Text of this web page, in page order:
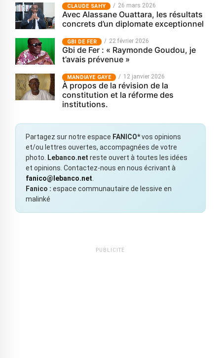
CLAUDE SAHY 26 mars 2026
Avec Alassane Ouattara, les résultats
concrets d’un diplomate exceptionnel
GBI DE FER 22 février 2026
Gbi de Fer : « Raymonde Goudou, je
t’avais prévenue »
MANDIAYE GAYE 12 janvier 2026
À propos de la révision de la
constitution et la réforme des
institutions.
Partagez sur notre espace FANICO*vos opinions
et/ou lettres ouvertes, accompagnées de votre
photo. Lebanco.net reste ouvert à toutes les idées
et opinions. Contactez-nous en nous écrivant à
fanico@lebanco.net.
Fanico : espace communautaire de lessive en
malinké
PUBLICITÉ